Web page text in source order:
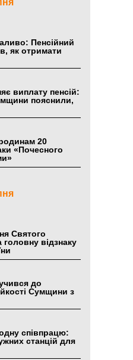
Пенсійний
як отримати
виплату пенсій:
пояснили,
20
«Почесного
Святого
відзнаку
до
Сумщини з
співпрацю:
станцій для